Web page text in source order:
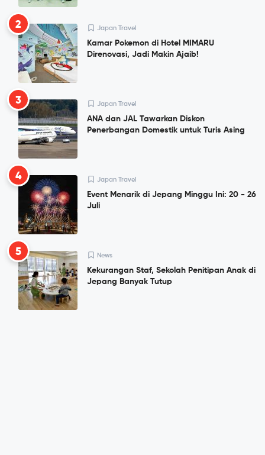
2 Japan Travel
Kamar Pokemon di Hotel MIMARU
Direnovasi, Jadi Makin Ajaib!
3 Japan Travel
ANA dan JAL Tawarkan Diskon
Penerbangan Domestik untuk Turis Asing
4 Japan Travel
Event Menarik di Jepang Minggu Ini: 20 - 26
Juli
5 News
Kekurangan Staf, Sekolah Penitipan Anak di
Jepang Banyak Tutup